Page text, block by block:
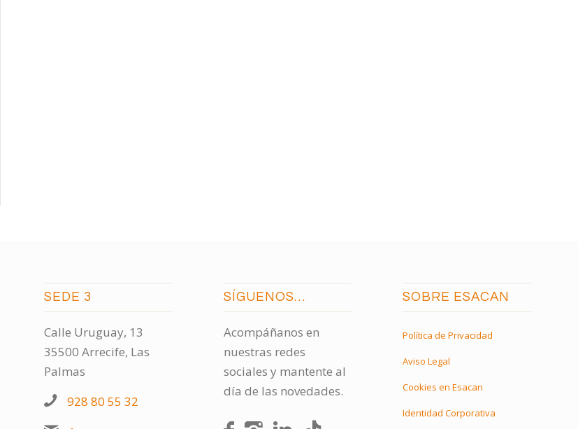
SEDE 3
Calle Uruguay, 13
35500 Arrecife, Las
Palmas
928 80 55 32
SÍGUENOS…
Acompáñanos en
nuestras redes
sociales y mantente al
día de las novedades.
SOBRE ESACAN
Política de Privacidad
Aviso Legal
Cookies en Esacan
Identidad Corporativa